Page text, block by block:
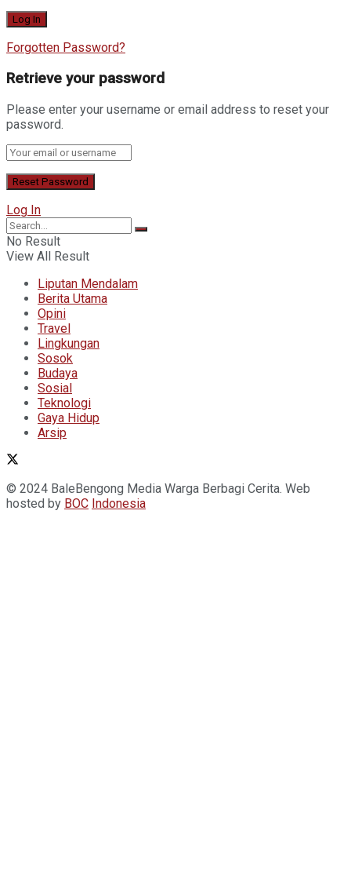
Forgotten Password?
Retrieve your password
Please enter your username or email address to reset your
password.
Log In
No Result
View All Result
Liputan Mendalam
Berita Utama
Opini
Travel
Lingkungan
Sosok
Budaya
Sosial
Teknologi
Gaya Hidup
Arsip
© 2024 BaleBengong Media Warga Berbagi Cerita. Web
hosted by BOC Indonesia